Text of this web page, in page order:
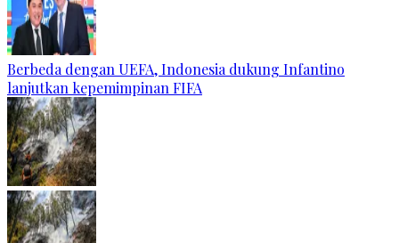
Berbeda dengan UEFA, Indonesia dukung Infantino
lanjutkan kepemimpinan FIFA